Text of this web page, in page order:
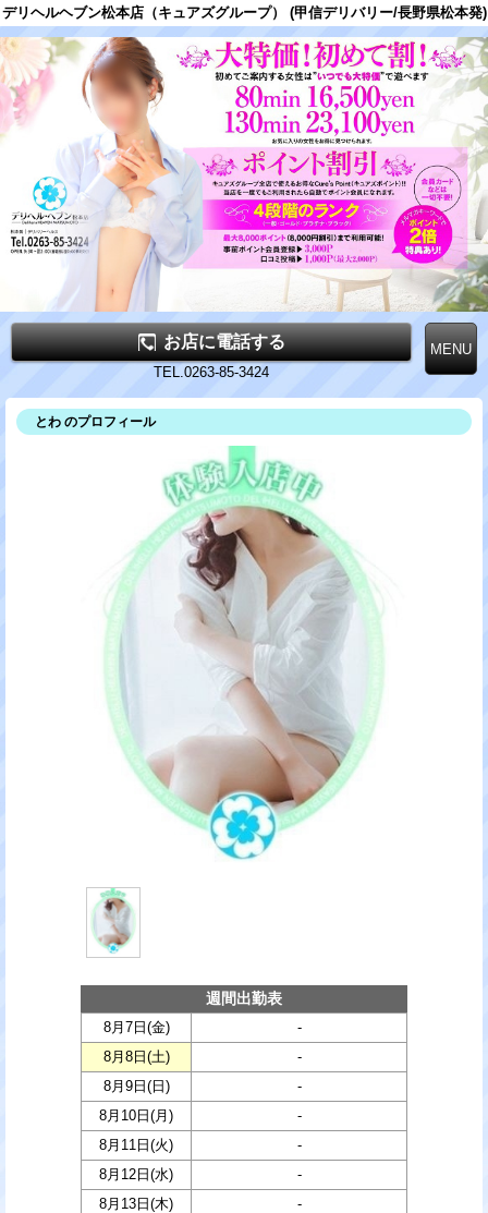
デリヘルヘブン松本店（キュアズグループ） (甲信デリバリー/長野県松本発)
お店に電話する
TEL.0263-85-3424
とわ のプロフィール
週間出勤表
8月7日(金)
-
8月8日(土)
-
8月9日(日 )
-
8月10日( 月 )
-
8月11日(火)
-
8月12日(水)
-
8月13日(木) -